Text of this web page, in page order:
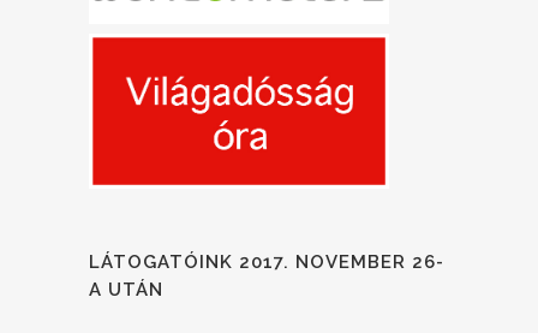
LÁTOGATÓINK 2017. NOVEMBER 26-
A UTÁN